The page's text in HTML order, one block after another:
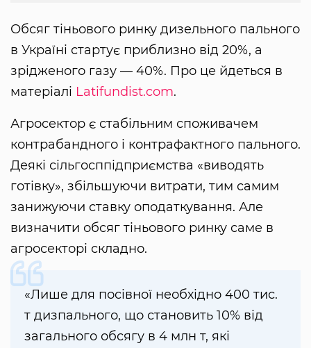
Обсяг тіньового ринку дизельного пального
в Україні стартує приблизно від 20%, а
зрідженого газу — 40%. Про це йдеться в
матеріалі Latifundist.com.
Агросектор є стабільним споживачем
контрабандного і контрафактного пального.
Деякі сільгосппідприємства «виводять
готівку», збільшуючи витрати, тим самим
занижуючи ставку оподаткування. Але
визначити обсяг тіньового ринку саме в
агросекторі складно.
«Лише для посівної необхідно 400 тис.
т дизпального, що становить 10% від
загального обсягу в 4 млн т, які